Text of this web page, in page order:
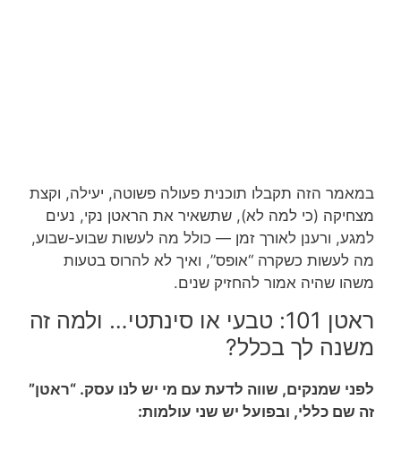
במאמר הזה תקבלו תוכנית פעולה פשוטה, יעילה, וקצת
מצחיקה (כי למה לא), שתשאיר את הראטן נקי, נעים
למגע, ורענן לאורך זמן — כולל מה לעשות שבוע-שבוע,
מה לעשות כשקרה “אופס”, ואיך לא להרוס בטעות
משהו שהיה אמור להחזיק שנים.
ראטן 101: טבעי או סינתטי… ולמה זה
משנה לך בכלל?
לפני שמנקים, שווה לדעת עם מי יש לנו עסק. “ראטן”
זה שם כללי, ובפועל יש שני עולמות: